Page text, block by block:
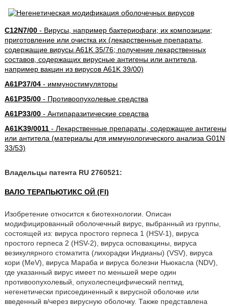
C12N7/00- Вирусы, например бактериофаги; их композиции;
приготовление или очистка их (лекарственные препараты,
содержащие вирусы A61K 35/76; получение лекарственных
составов, содержащих вирусные антигены или антитела,
например вакцин из вирусов A61K 39/00)
A61P37/04- иммуностимуляторы
A61P35/00- Противоопухолевые средства
A61P33/00- Антипаразитические средства
A61K39/0011- Лекарственные препараты, содержащие антигены
или антитела (материалы для иммунологического анализа G01N
33/53)
Владельцы патента RU 2760521:
ВАЛО ТЕРАПЬЮТИКС ОЙ (FI)
Изобретение относится к биотехнологии. Описан
модифицированный оболочечный вирус, выбранный из группы,
состоящей из: вируса простого герпеса 1 (HSV-1), вируса
простого герпеса 2 (HSV-2), вируса осповакцины, вируса
везикулярного стоматита (лихорадки Индианы) (VSV), вируса
кори (MeV), вируса Мараба и вируса болезни Ньюкасла (NDV),
где указанный вирус имеет по меньшей мере один
противоопухолевый, опухолеспецифический пептид,
негенетически присоединенный к вирусной оболочке или
введенный в/через вирусную оболочку. Также представлена